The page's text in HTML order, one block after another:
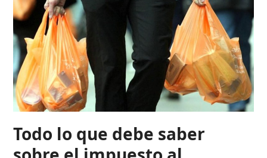
Todo lo que debe saber